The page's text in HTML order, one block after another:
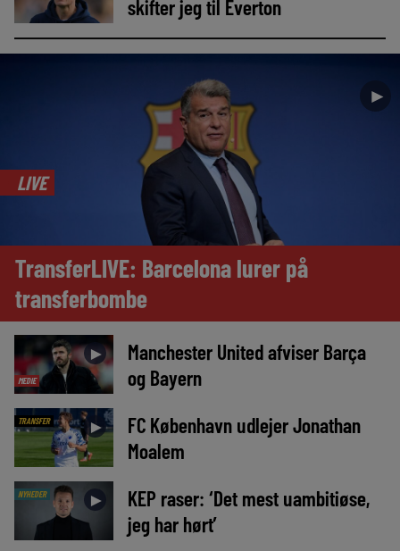
skifter jeg til Everton
►
LIVE
TransferLIVE: Barcelona lurer på
transferbombe
MEDIE
►
Manchester United afviser Barça
og Bayern
TRANSFER ►
FC København udlejer Jonathan
Moalem
NYHEDER ►
KEP raser: ‘Det mest uambitiøse,
jeg har hørt’